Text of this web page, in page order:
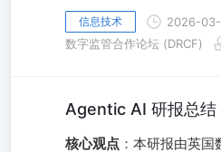
信息技术
2026-03-
数字监管合作论坛 (DRCF)
Agentic AI 研报总结
核心观点 ：本研报由英